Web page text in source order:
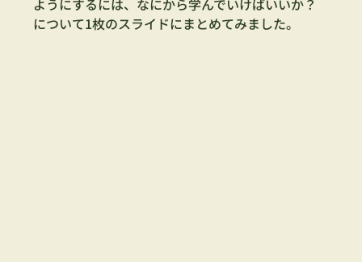
ようにするには、なにから学んでいけばいいか？
について1枚のスライドにまとめてみました。